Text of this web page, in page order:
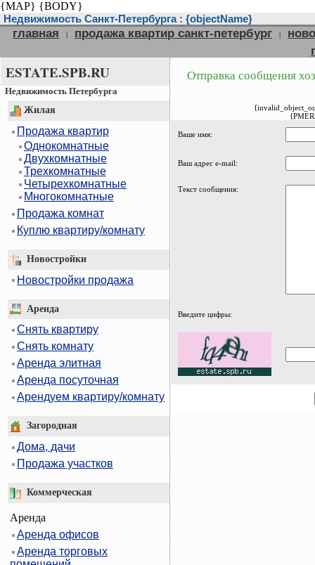
{MAP} {BODY}
Недвижимость Санкт-Петербурга : {objectName}
главная | продажа квартир санкт-петербург |
ESTATE.SPB.RU
Недвижимость Петербурга
Жилая
Продажа квартир
Однокомнатные
Двухкомнатные
Трехкомнатные
Четырехкомнатные
Многокомнатные
Продажа комнат
Куплю квартиру/комнату
Новостройки
Новостройки продажа
Аренда
Снять квартиру
Снять комнату
Аренда элитная
Аренда посуточная
Арендуем квартиру/комнату
Загородная
Дома, дачи
Продажа участков
Коммерческая
Аренда
Аренда офисов
Аренда торговых
Отправка сообщения
Ваше имя:
Ваш адрес e-mail:
Текст сообщения:
Введите цифры: